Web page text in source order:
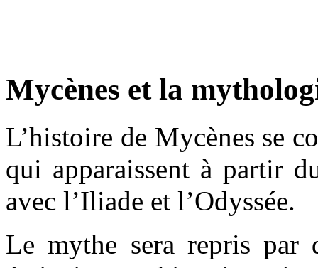
Mycènes et la
L’histoire de Mycènes se
qui apparaissent à partir
avec l’Iliade et l’Odyssée.
Le mythe sera repris par